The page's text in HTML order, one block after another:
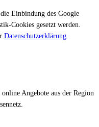
Einbindung des Google
Cookies gesetzt werden.
Datenschutzerklärung
Angebote aus der Region